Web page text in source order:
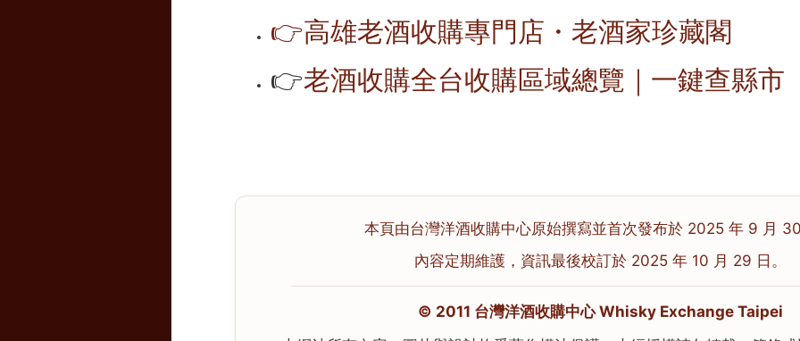
👉高雄老酒收購專門店・老酒家珍藏閣
👉老酒收購全台收購區域總覽｜一鍵查縣市
本頁由台灣洋酒收購中心原始撰寫並首次發布於 2025 年 9 月
內容定期維護，資訊最後校訂於 2025 年 10 月 29 日。
© 2011 台灣洋酒收購中心 Whisky Exchange Taipei